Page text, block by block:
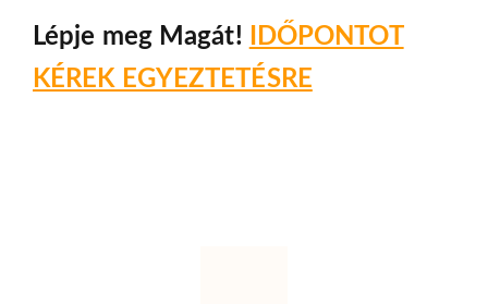
Lépje meg Magát!
IDŐPONTOT
KÉREK EGYEZTETÉSRE